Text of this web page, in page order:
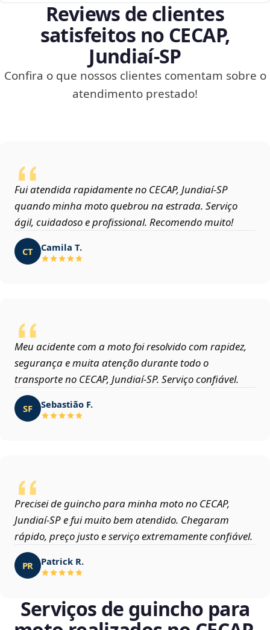
Reviews de clientes
satisfeitos no CECAP,
Jundiaí‑SP
Confira o que nossos clientes comentam sobre o
atendimento prestado!
Fui atendida rapidamente no CECAP, Jundiaí‑SP
quando minha moto quebrou na estrada. Serviço
ágil, cuidadoso e profissional. Recomendo muito!
CT Camila T.
Meu acidente com a moto foi resolvido com rapidez,
segurança e muita atenção durante todo o
transporte no CECAP, Jundiaí‑SP. Serviço confiável.
SF Sebastião F.
Precisei de guincho para minha moto no CECAP,
Jundiaí‑SP e fui muito bem atendido. Chegaram
rápido, preço justo e serviço extremamente confiável.
PR Patrick R.
Serviços de guincho para